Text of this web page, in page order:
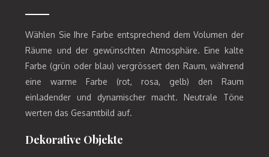
Wählen Sie Ihre Farbe entsprechend dem Volumen der
Räume und der gewünschten Atmosphäre. Eine kalte
Farbe (grün oder blau) vergrössert den Raum, während
eine warme Farbe (rot, rosa, gelb) den Raum
einladender und dynamischer macht. Neutrale Töne
werten das Gesamtbild auf.
Dekorative Objekte